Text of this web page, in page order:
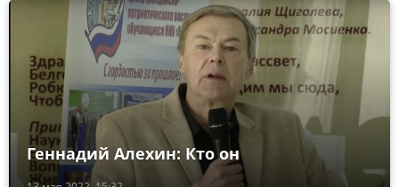
Геннадий Алехин: Кто он